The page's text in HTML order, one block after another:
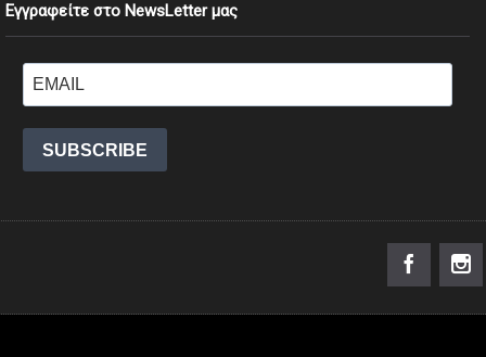
Εγγραφείτε στο NewsLetter μας
SUBSCRIBE